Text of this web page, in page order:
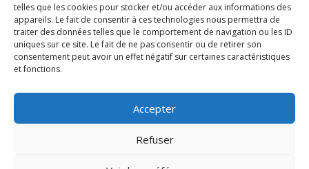
telles que les cookies pour stocker et/ou accéder aux informations des
appareils. Le fait de consentir à ces technologies nous permettra de
traiter des données telles que le comportement de navigation ou les ID
uniques sur ce site. Le fait de ne pas consentir ou de retirer son
consentement peut avoir un effet négatif sur certaines caractéristiques
et fonctions.
Accepter
Refuser
Domotique Zigbee
Clim-mobile.xyz
Séries TV
Cinéma
Musique